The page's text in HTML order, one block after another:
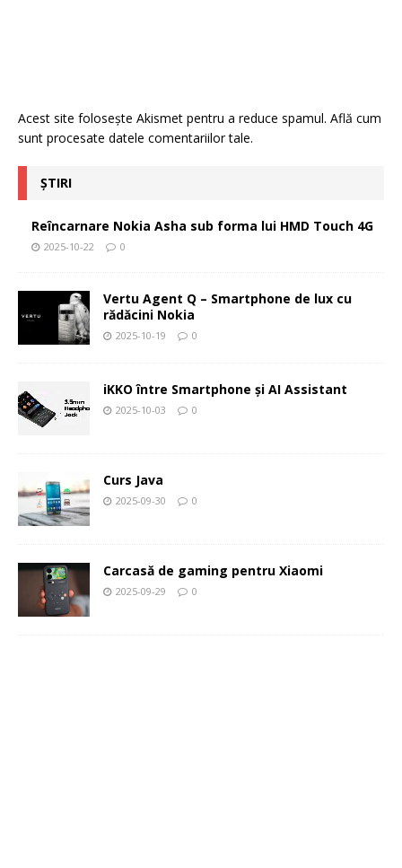
Acest site folosește Akismet pentru a reduce spamul. Află cum
sunt procesate datele comentariilor tale.
ȘTIRI
Reîncarnare Nokia Asha sub forma lui HMD Touch 4G
2025-10-22 0
Vertu Agent Q – Smartphone de lux cu
rădăcini Nokia
2025-10-19 0
iKKO între Smartphone și AI Assistant
2025-10-03 0
Curs Java
2025-09-30 0
Carcasă de gaming pentru Xiaomi
2025-09-29 0